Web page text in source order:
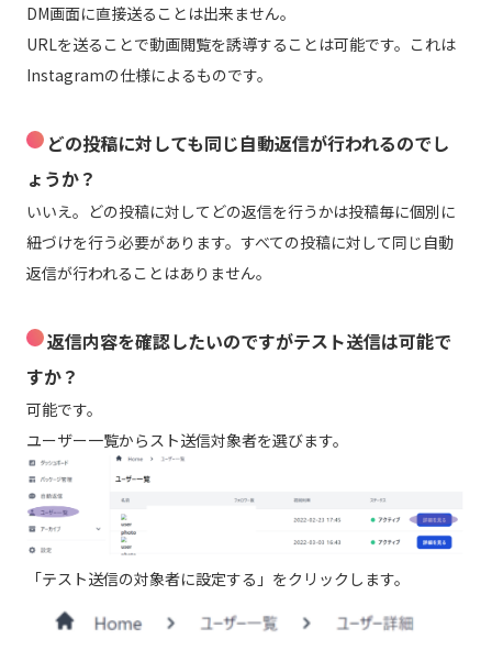
DM画面に直接送ることは出来ません。
URLを送ることで動画閲覧を誘導することは可能です。これは
Instagramの仕様によるものです。
どの投稿に対しても同じ自動返信が行われるのでし
ょうか？
いいえ。どの投稿に対してどの返信を行うかは投稿毎に個別に
紐づけを行う必要があります。すべての投稿に対して同じ自動
返信が行われることはありません。
返信内容を確認したいのですがテスト送信は可能で
すか？
可能です。
ユーザー一覧からスト送信対象者を選びます。
「テスト送信の対象者に設定する」をクリックします。